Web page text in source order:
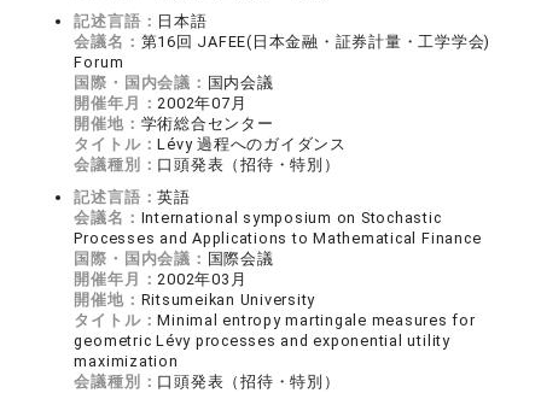
記述言語： 日本語
会議名： 第16回 JAFEE(日本金融・証券計量・工学学会)
Forum
国際・国内会議： 国内会議
開催年月：2002年07月
開催地： 学術総合センター
タイトル：Lévy 過程へのガイダンス
会議種別： 口頭発表（招待・特別）
記述言語：英語
会議名： International symposium on Stochastic
Processes and Applications to Mathematical Finance
国際・国内会議： 国際会議
開催年月：2002年03月
開催地： Ritsumeikan University
タイトル：Minimal entropy martingale measures for
geometric Lévy processes and exponential utility
maximization
会議種別： 口頭発表（招待・特別）